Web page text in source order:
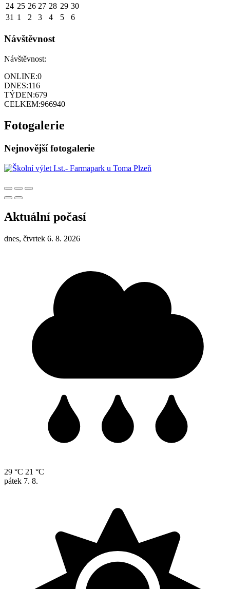
24 25 26 27 28 29 30
31 1 2 3 4 5 6
Návštěvnost
Návštěvnost:
ONLINE:0
DNES:116
TÝDEN:679
CELKEM:966940
Fotogalerie
Nejnovější fotogalerie
Aktuální počasí
dnes, čtvrtek 6. 8. 2026
29 °C 21 °C
pátek 7. 8.